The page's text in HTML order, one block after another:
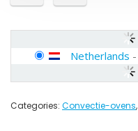
Netherlands -
Categories: Convectie-ovens,